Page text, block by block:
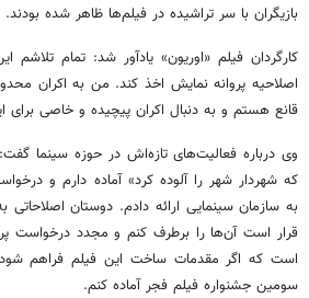
بازیگران با سر تراشیده در فیلم‌ها ظاهر شده بودند.
کارگردان فیلم «اوریون» یادآور شد: تمام تلاشم
اصلاحیه پروانه نمایش اخذ کند. من به اکران
قانع هستم و به دنبال اکران پیچیده و خاصی برای
وی درباره فعالیت‌های تازه‌اش در حوزه سینما
که شهردار شهر را آلوده کرد» آماده دارم و
به سازمان سینمایی ارائه دادم. دوستان اصلاحاتی
قرار است آن‌ها را برطرف کنم و مجدد درخواست
است که اگر مقدمات ساخت این فیلم فراهم
سومین جشنواره فیلم فجر آماده کنم.